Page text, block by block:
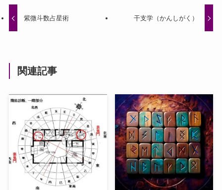
紫微斗数占星術 干支学（かんしがく）
関連記事